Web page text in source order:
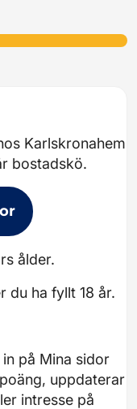
Karlskronahem
bostadskö.
ålder.
du ha fyllt 18 år.
på Mina sidor
uppdaterar
intresse på